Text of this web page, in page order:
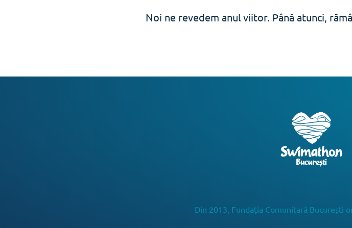
Noi ne revedem anul viitor. Până atunci,
Din 2013, Fundația Comunitară București